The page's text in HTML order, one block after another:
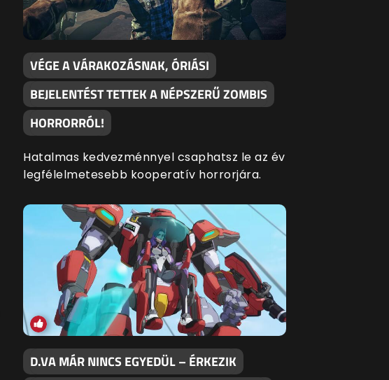
VÉGE A VÁRAKOZÁSNAK, ÓRIÁSI
BEJELENTÉST TETTEK A NÉPSZERŰ ZOMBIS
HORRORRÓL!
Hatalmas kedvezménnyel csaphatsz le az év
legfélelmetesebb kooperatív horrorjára.
D.VA MÁR NINCS EGYEDÜL – ÉRKEZIK